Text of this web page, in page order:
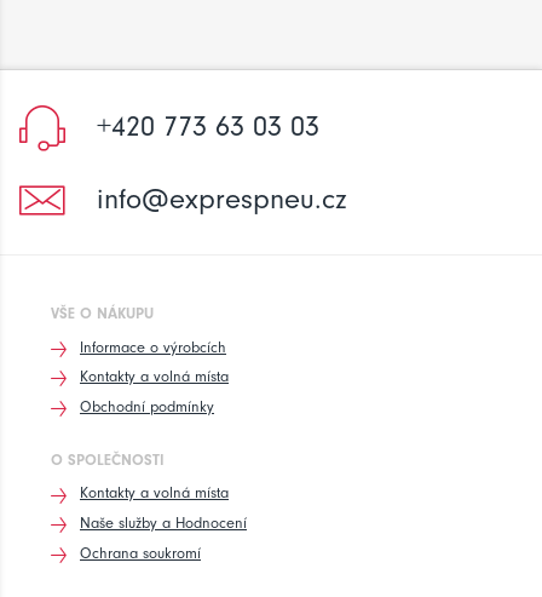
+420 773 63 03 03
info@exprespneu.cz
VŠE O NÁKUPU
Informace o výrobcích
Kontakty a volná místa
Obchodní podmínky
O SPOLEČNOSTI
Kontakty a volná místa
Naše služby a Hodnocení
Ochrana soukromí